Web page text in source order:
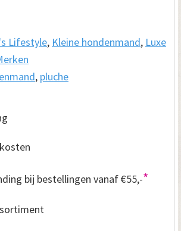
Lifestyle, Kleine hondenmand, Luxe
, pluche
bij bestellingen vanaf €55,-*